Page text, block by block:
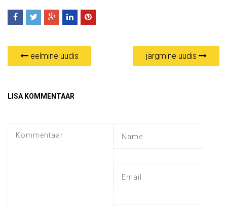
eelmine uudis järgmine uudis
LISA KOMMENTAAR